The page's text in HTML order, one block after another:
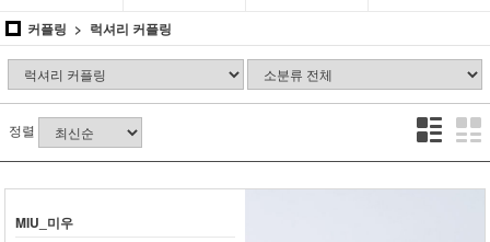
커플링
럭셔리 커플링
정렬
MIU_미우